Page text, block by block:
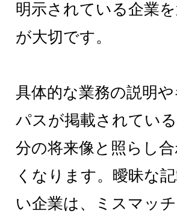
明示されている企業
が大切です。
具体的な業務の説明
パスが掲載されてい
分の将来像と照らし
くなります。曖昧な
い企業は、ミスマッ